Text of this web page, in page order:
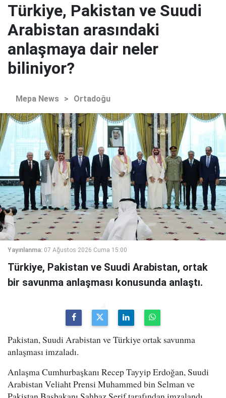
Türkiye, Pakistan ve Suudi
Arabistan arasındaki
anlaşmaya dair neler
biliniyor?
Mepa News > Ortadoğu
Yayınlanma: 07 Ağustos 2026 Cuma 15:00
Türkiye, Pakistan ve Suudi Arabistan, ortak
bir savunma anlaşması konusunda anlaştı.
Pakistan, Suudi Arabistan ve Türkiye ortak savunma
anlaşması imzaladı.
Anlaşma Cumhurbaşkanı Recep Tayyip Erdoğan, Suudi
Arabistan Veliaht Prensi Muhammed bin Selman ve